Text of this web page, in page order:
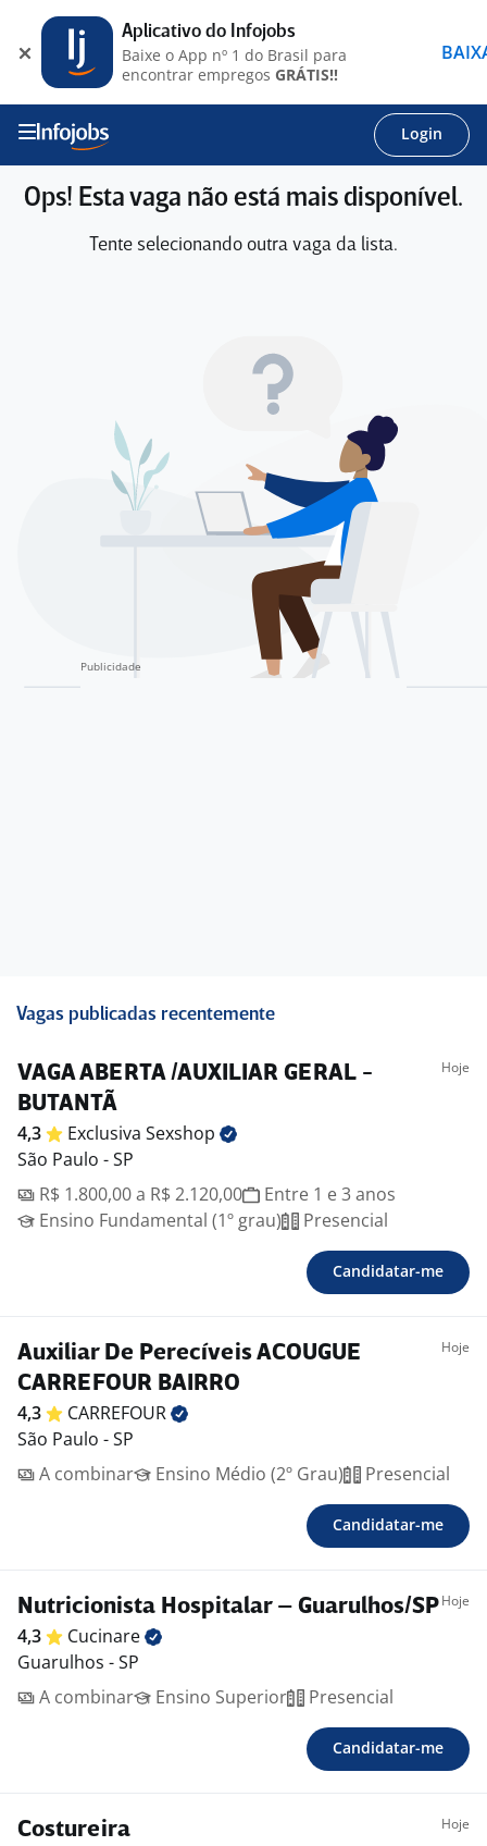
Login
Ops! Esta vaga não está mais disponível.
Tente selecionando outra vaga da lista.
Vagas publicadas recentemente
VAGA ABERTA /AUXILIAR GERAL -
BUTANTÃ
Hoje
4,3 Exclusiva Sexshop
São Paulo - SP
R$ 1.800,00 a R$ 2.120,00
Entre 1 e 3 anos
Ensino Fundamental (1º grau)
Presencial
Candidatar-me
Auxiliar De Perecíveis ACOUGUE
CARREFOUR BAIRRO
Hoje
4,3
CARREFOUR
São Paulo - SP
A combinar
Ensino Médio (2º Grau) Presencial
Candidatar-me
Nutricionista Hospitalar – Guarulhos/SPHoje
4,3
Cucinare
Guarulhos - SP
A combinar
Ensino Superior Presencial
Candidatar-me
Costureira Hoje
Aplicativo do Infojobs
Baixe o App nº 1 do Brasil para
encontrar empregos GRÁTIS!!